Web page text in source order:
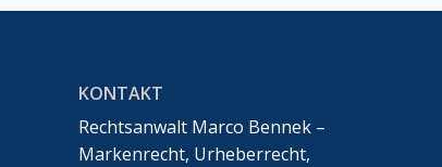
KONTAKT
Rechtsanwalt Marco Bennek –
Markenrecht, Urheberrecht,